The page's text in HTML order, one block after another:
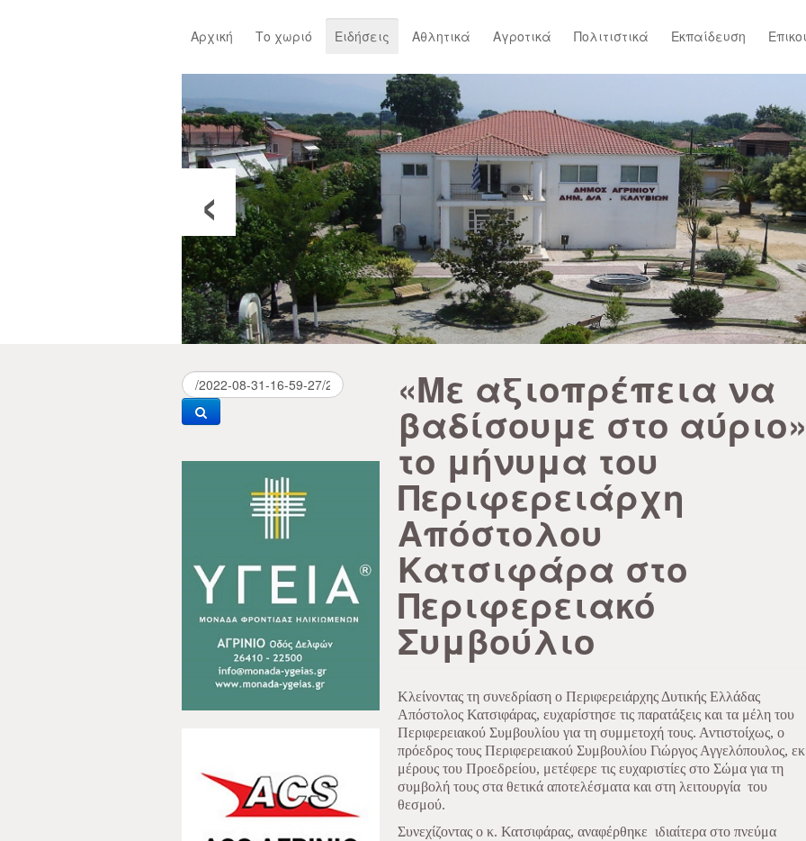
Αρχική Το χωριό Ειδήσεις Αθλητικά Αγροτικά Πολιτιστικά Εκπαίδευση
‹
«Με αξιοπρέπεια να
βαδίσουμε στο αύριο»
το μήνυμα του
Περιφερειάρχη
Απόστολου
Κατσιφάρα στο
Περιφερειακό
Συμβούλιο
Κλείνοντας τη συνεδρίαση ο Περιφερειάρχης Δυτικής Ελλάδας
Απόστολος Κατσιφάρας, ευχαρίστησε τις παρατάξεις και τα μέλη του
Περιφερειακού Συμβουλίου για τη συμμετοχή τους. Αντιστοίχως, ο
πρόεδρος τους Περιφερειακού Συμβουλίου Γιώργος Αγγελόπουλος, εκ
μέρους του Προεδρείου, μετέφερε τις ευχαριστίες στο Σώμα για τη
συμβολή τους στα θετικά αποτελέσματα και στη λειτουργία του
θεσμού.
Συνεχίζοντας ο κ. Κατσιφάρας, αναφέρθηκε ιδιαίτερα στο πνεύμα